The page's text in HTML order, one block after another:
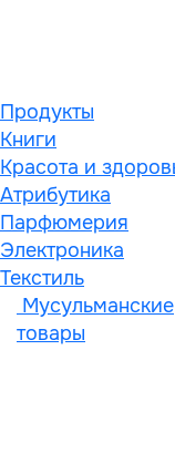
Продукты
Книги
Красота и
Атрибутика
Парфюмерия
Электроника
Текстиль
Мусульманские
товары